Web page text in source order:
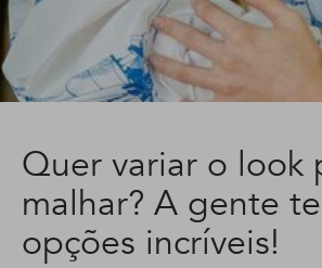
Quer variar o look
malhar? A gente
opções incríveis!